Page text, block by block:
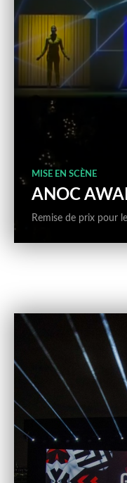
MISE EN SCÈNE
ANOC
Remise de prix pour